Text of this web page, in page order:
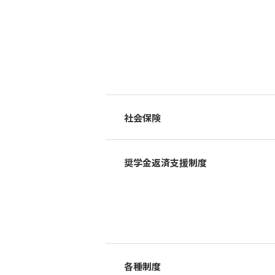
社会保険
奨学金返済支援制度
各種制度